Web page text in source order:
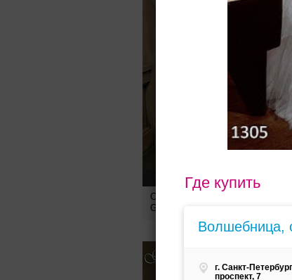
Где купить
Волшебница,
г. Санкт-
проспект, 7
24300руб.
Свадебное платье 1418 от
Garteli